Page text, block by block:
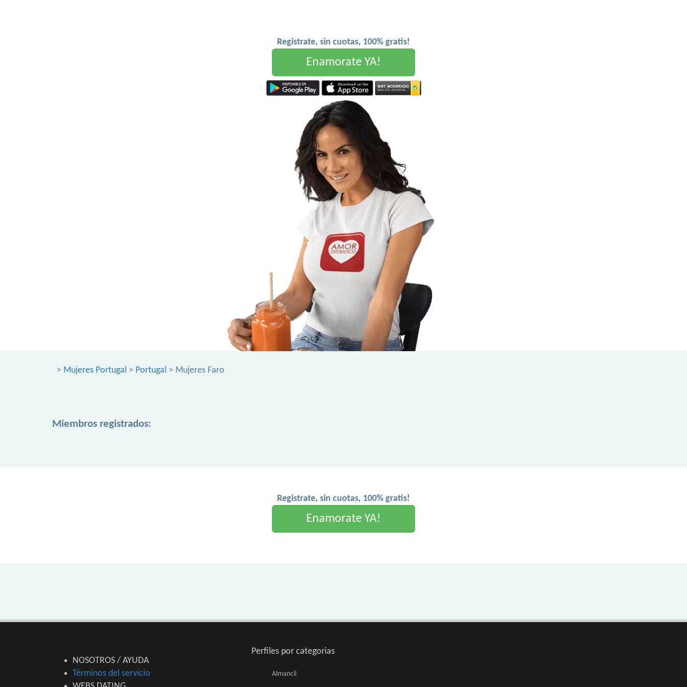
Registrate, sin cuotas, 100% gratis!
Enamorate YA!
> Mujeres Portugal > Portugal > Mujeres Faro
Miembros registrados:
Registrate, sin cuotas, 100% gratis!
Enamorate YA!
NOSOTROS / AYUDA
Términos del servicio
Perfiles por categorias
Almancil